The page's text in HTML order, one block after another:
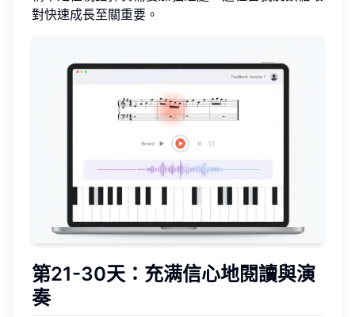
對快速成長至關重要。
第21-30天：充满信心地閱讀與演
奏